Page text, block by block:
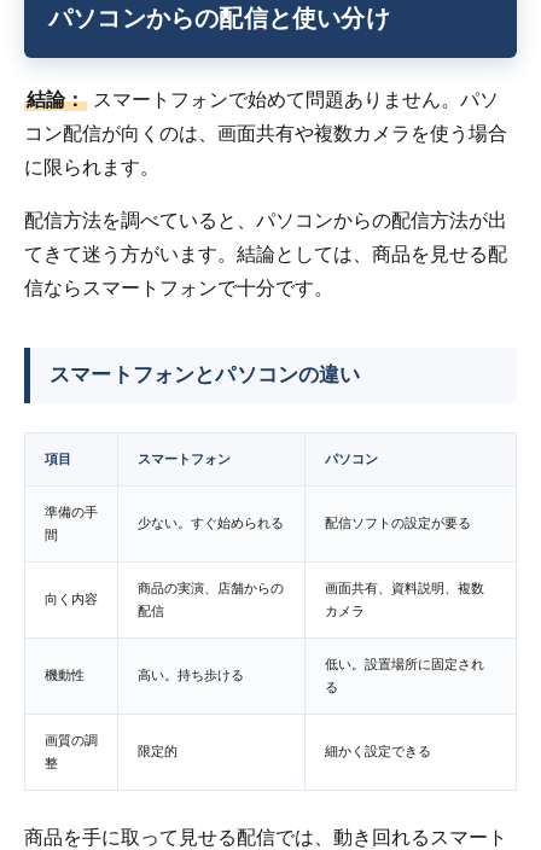
パソコンからの配信と使い分け
結論： スマートフォンで始めて問題ありません。パソ
コン配信が向くのは、画面共有や複数カメラを使う場合
に限られます。
配信方法を調べていると、パソコンからの配信方法が出
てきて迷う方がいます。結論としては、商品を見せる配
信ならスマートフォンで十分です。
スマートフォンとパソコンの違い
項目 スマートフォン パソコン
準備の手
間
少ない。すぐ始められる 配信ソフトの設定が要る
向く内容
商品の実演、店舗からの
配信
画面共有、資料説明、複数
カメラ
機動性 高い。持ち歩ける
低い。設置場所に固定され
る
画質の調
整
限定的 細かく設定できる
商品を手に取って見せる配信では、動き回れるスマート